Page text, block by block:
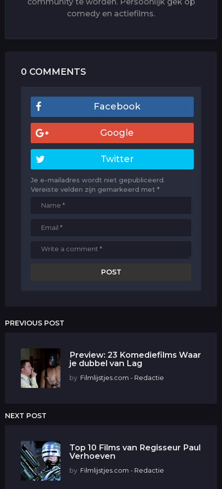
comedy en actiefilms.
0 COMMENTS
Facebook
Google
Twitter
Je e-mailadres wordt niet gepubliceerd.
Vereiste velden zijn gemarkeerd met *
PREVIOUS POST
Preview: 23 Komediefilms Waar
je dubbel van Lag
by Filmlijstjes.com - Redactie
NEXT POST
Top 10 Films van Regisseur Paul
Verhoeven
by Filmlijstjes.com - Redactie